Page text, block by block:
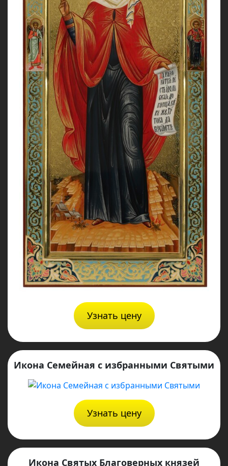
Узнать цену
Икона Семейная с избранными Святыми
Узнать цену
Икона Святых Благоверных князей